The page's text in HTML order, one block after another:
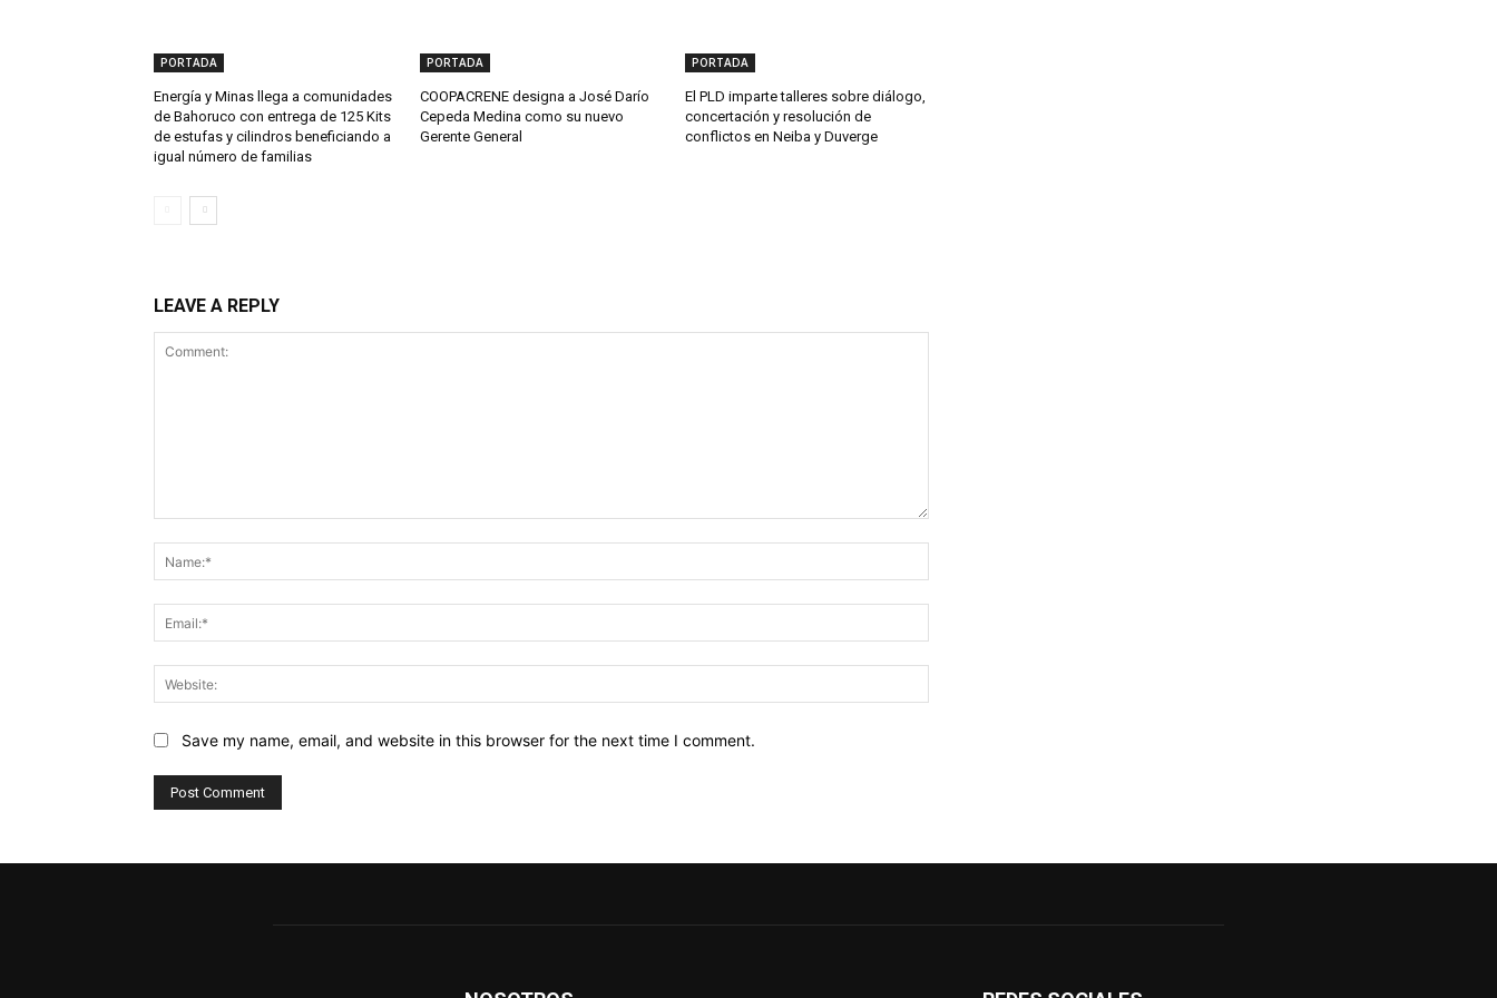
PORTADA
Energía y Minas llega a comunidades
de Bahoruco con entrega de 125 Kits
de estufas y cilindros beneficiando a
igual número de familias
PORTADA
COOPACRENE designa a José Darío
Cepeda Medina como su nuevo
Gerente General
PORTADA
El PLD imparte talleres sobre diálogo,
concertación y resolución de
conflictos en Neiba y Duverge
LEAVE A REPLY
Save my name, email, and website in this browser for the next time I comment.